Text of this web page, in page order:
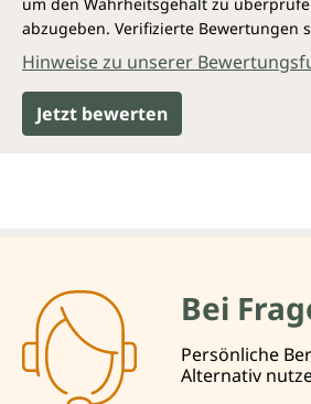
abzugeben. Verifizierte Bewertungen
Hinweise zu unserer
Jetzt bewerten
Bei
Persönliche
Alternativ